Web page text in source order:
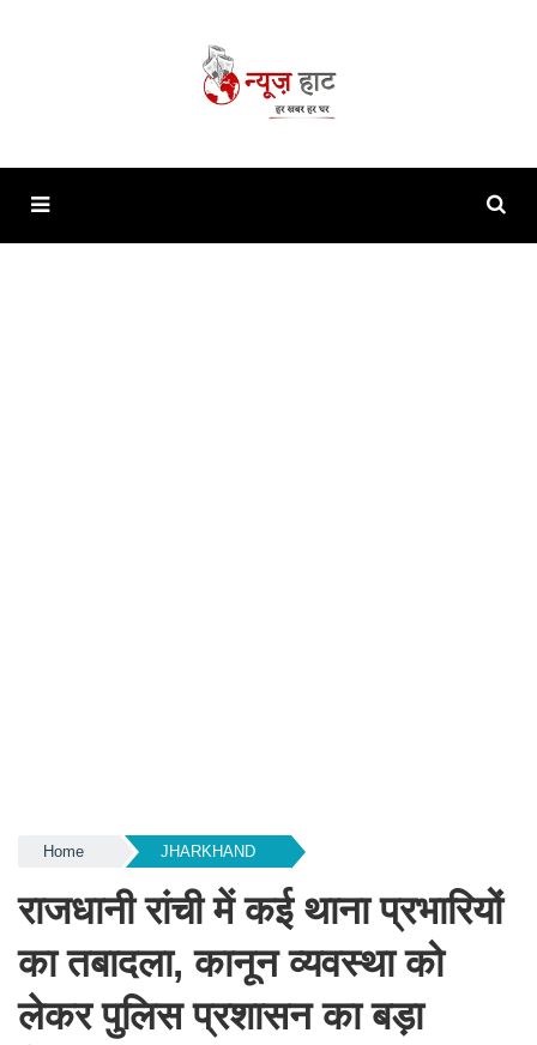
Home JHARKHAND
राजधानी रांची में कई थाना प्रभारियों
का तबादला, कानून व्यवस्था को
लेकर पुलिस प्रशासन का बड़ा